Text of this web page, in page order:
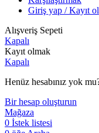
Giriş yap / Kayıt ol
Alışveriş Sepeti
Kapalı
Kayıt olmak
Kapalı
Henüz hesabınız yok
Bir hesap oluşturun
Mağaza
0 İstek listesi